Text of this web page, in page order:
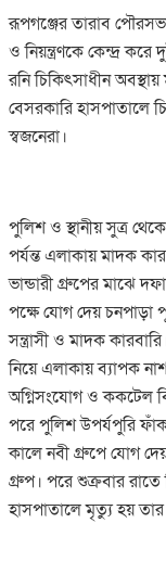
রূপগঞ্জের তারাব
ও নিয়ন্ত্রণকে কেন্দ্র
রনি চিকিৎসাধীন
বেসরকারি হাসপাতালে
স্বজনেরা।
পুলিশ ও স্থানীয় সুত্র
পর্যন্ত এলাকায় মাদক
ভান্ডারী গ্রুপের মাঝে
পক্ষে যোগ দেয় চনপাড়া
সন্ত্রাসী ও মাদক
নিয়ে এলাকায় ব্যাপক
অগ্নিসংযোগ ও ককটেল
পরে পুলিশ উপর্যপুরি
কালে নবী গ্রুপে যোগ
গ্রুপ। পরে শুক্রবার রাতে
হাসপাতালে মৃত্যু হয়